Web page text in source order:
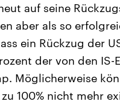
auf seine
aber als so
ein Rückzug der
der von den
Möglicherweise
100% nicht mehr